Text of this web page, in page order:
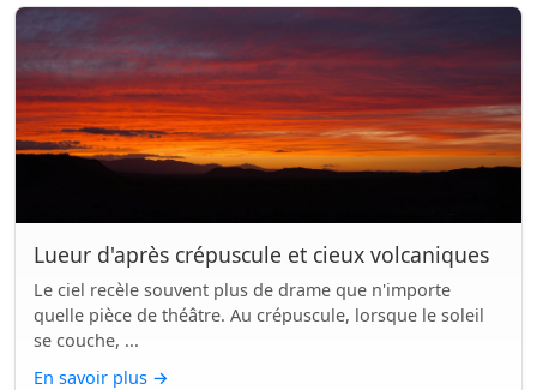
Lueur d'après crépuscule et cieux volcaniques
Le ciel recèle souvent plus de drame que n'importe
quelle pièce de théâtre. Au crépuscule, lorsque le soleil
se couche, ...
En savoir plus →